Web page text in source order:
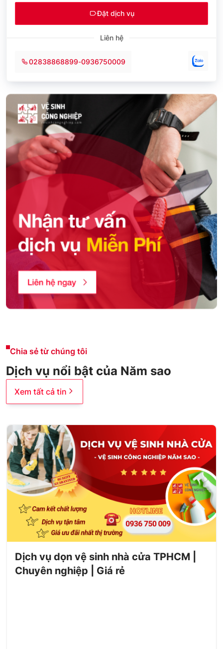
Đặt dịch vụ
Liên hệ
02838868899-0936750009
Chia sẻ từ chúng tôi
Dịch vụ nổi bật của Năm sao
Xem tất cả tin
Dịch vụ dọn vệ sinh nhà cửa TPHCM |
Chuyên nghiệp | Giá rẻ